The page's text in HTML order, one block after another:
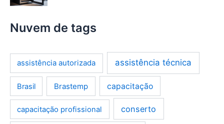
Nuvem de tags
assistência autorizada assistência técnica
Brasil Brastemp capacitação
capacitação profissional conserto